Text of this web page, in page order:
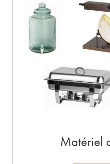
Matériel